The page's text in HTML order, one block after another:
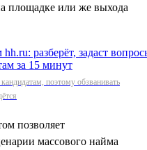
площадке или же выхода
поэтому обзванивать
позволяет
массового найма